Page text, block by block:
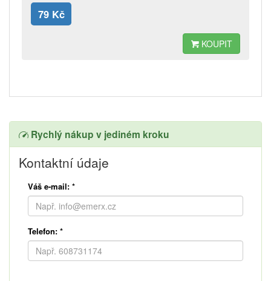
79 Kč
KOUPIT
Rychlý nákup v jediném kroku
Kontaktní údaje
Váš e-mail: *
Telefon: *